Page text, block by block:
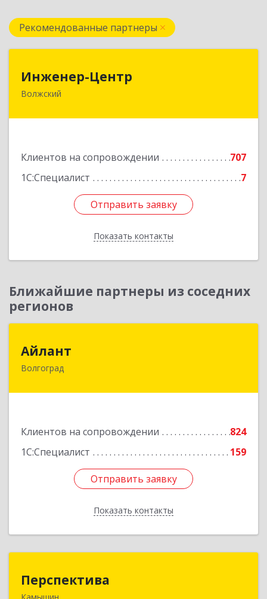
Рекомендованные партнеры
Инженер-Центр
Волжский
Клиентов на сопровождении
707
1С:Специалист
7
Отправить заявку
Показать контакты
404120, Волгоградская обл, Волжский г, им
Отправить заявку
Назад
Ближайшие партнеры из соседних
регионов
Айлант
Волгоград
Клиентов на сопровождении
824
1С:Специалист
159
Отправить заявку
Показать контакты
400001, Волгоградская обл, Волгоград г, им
Отправить заявку
Назад
Перспектива
Камышин